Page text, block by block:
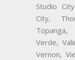
Studio
City,
Topanga,
Verde,
Vernon,